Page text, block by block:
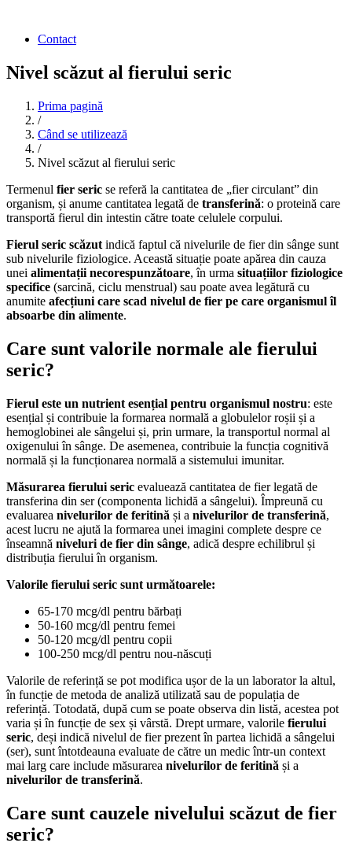
Contact
Nivel scăzut al fierului seric
Prima pagină
/
Când se utilizează
/
Nivel scăzut al fierului seric
Termenul fier seric se referă la cantitatea de „fier circulant” din
organism, și anume cantitatea legată de transferină: o proteină care
transportă fierul din intestin către toate celulele corpului.
Fierul seric scăzut indică faptul că nivelurile de fier din sânge sunt
sub nivelurile fiziologice. Această situație poate apărea din cauza
unei alimentații necorespunzătoare, în urma situațiilor fiziologice
specifice (sarcină, ciclu menstrual) sau poate avea legătură cu
anumite afecțiuni care scad nivelul de fier pe care organismul îl
absoarbe din alimente.
Care sunt valorile normale ale fierului
seric?
Fierul este un nutrient esențial pentru organismul nostru: este
esențial și contribuie la formarea normală a globulelor roșii și a
hemoglobinei ale sângelui și, prin urmare, la transportul normal al
oxigenului în sânge. De asemenea, contribuie la funcția cognitivă
normală și la funcționarea normală a sistemului imunitar.
Măsurarea fierului seric evaluează cantitatea de fier legată de
transferina din ser (componenta lichidă a sângelui). Împreună cu
evaluarea nivelurilor de feritină și a nivelurilor de transferină,
acest lucru ne ajută la formarea unei imagini complete despre ce
înseamnă niveluri de fier din sânge, adică despre echilibrul și
distribuția fierului în organism.
Valorile fierului seric sunt următoarele:
65-170 mcg/dl pentru bărbați
50-160 mcg/dl pentru femei
50-120 mcg/dl pentru copii
100-250 mcg/dl pentru nou-născuți
Valorile de referință se pot modifica ușor de la un laborator la altul,
în funcție de metoda de analiză utilizată sau de populația de
referință. Totodată, după cum se poate observa din listă, acestea pot
varia și în funcție de sex și vârstă. Drept urmare, valorile fierului
seric, deși indică nivelul de fier prezent în partea lichidă a sângelui
(ser), sunt întotdeauna evaluate de către un medic într-un context
mai larg care include măsurarea nivelurilor de feritină și a
nivelurilor de transferină.
Care sunt cauzele nivelului scăzut de fier
seric?